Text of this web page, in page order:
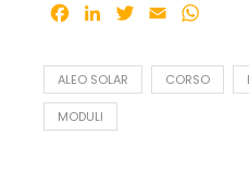
Facebook
LinkedInTwitter
Email
ALEO SOLAR CORSO
MODULI